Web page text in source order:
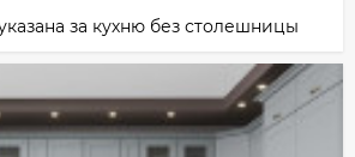
за кухню без столешницы